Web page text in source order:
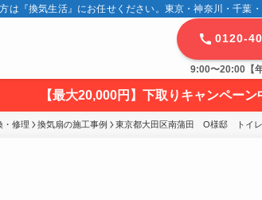
は『換気生活』にお任せください。東京・神奈川・千
0120-
9:00〜20:00【
【最大20,000円】下取りキャンペー
・修理 換気扇の施工事例 東京都大田区南蒲田　O様邸　トイ